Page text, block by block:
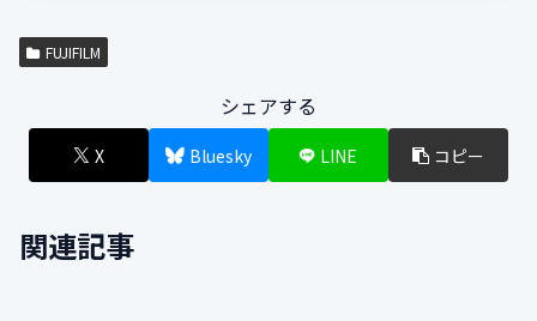
FUJIFILM
シェアする
X Bluesky LINE コピー
関連記事